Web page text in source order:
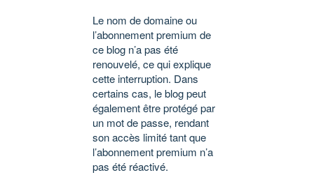
Le nom de domaine ou
l’abonnement premium de
ce blog n’a pas été
renouvelé, ce qui explique
cette interruption. Dans
certains cas, le blog peut
également être protégé par
un mot de passe, rendant
son accès limité tant que
l’abonnement premium n’a
pas été réactivé.